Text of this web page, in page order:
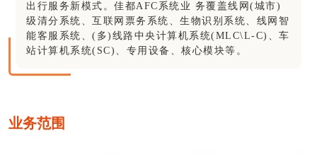
出行服务新模式。佳都AFC系统业 务覆盖线网(城市)
级清分系统、互联网票务系统、生物识别系统、线网智
能客服系统、(多)线路中央计算机系统(MLC\L-C)、车
站计算机系统(SC)、专用设备、核心模块等。
业务范围